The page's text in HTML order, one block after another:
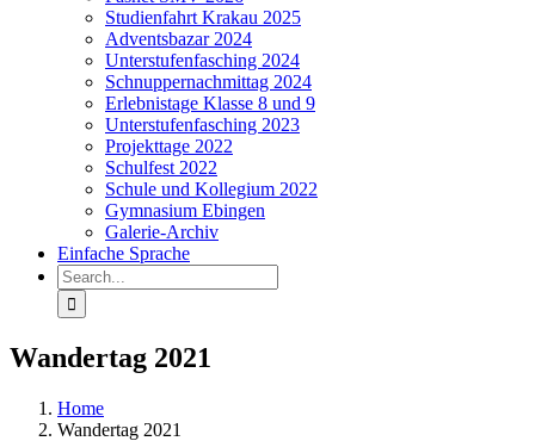
Studienfahrt Krakau 2025
Adventsbazar 2024
Unterstufenfasching 2024
Schnuppernachmittag 2024
Erlebnistage Klasse 8 und 9
Unterstufenfasching 2023
Projekttage 2022
Schulfest 2022
Schule und Kollegium 2022
Gymnasium Ebingen
Galerie-Archiv
Einfache Sprache
Search
for:
Wandertag 2021
Home
Wandertag 2021